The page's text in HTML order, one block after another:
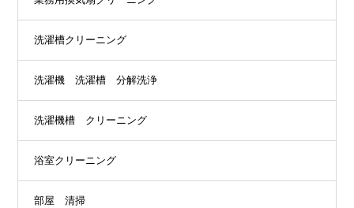
洗濯槽クリーニング
洗濯機 洗濯槽 分解洗浄
洗濯機槽 クリーニング
浴室クリーニング
部屋 清掃